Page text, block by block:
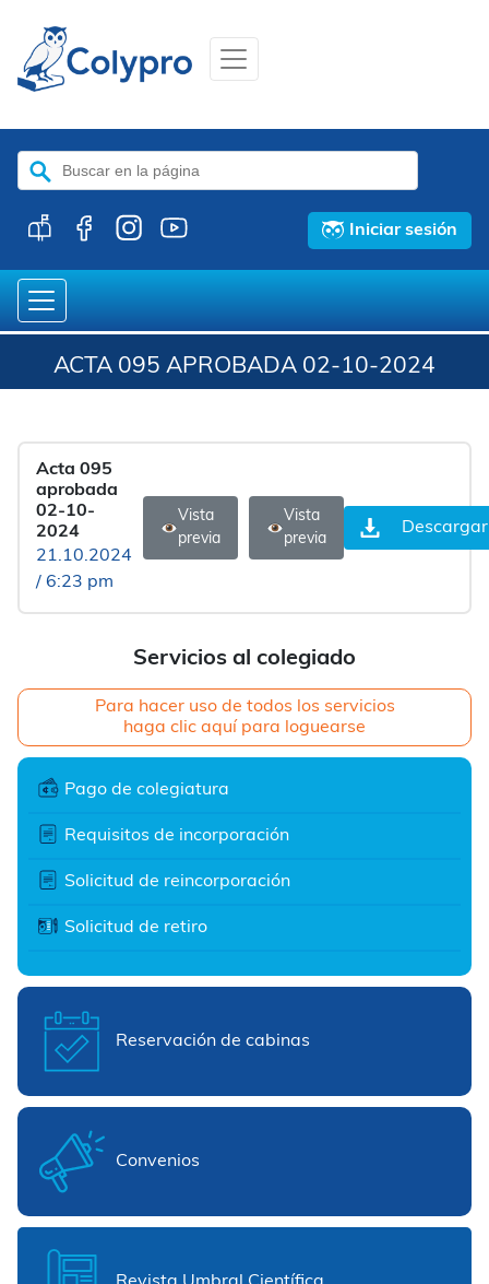
Buscar:
Iniciar sesión
ACTA 095 APROBADA 02-10-2024
Servicios al colegiado
Para hacer uso de todos los servicios
haga clic aquí para loguearse
Pago de colegiatura
Requisitos de incorporación
Solicitud de reincorporación
Solicitud de retiro
Reservación de cabinas
Convenios
Acta 095
aprobada
02-10-
2024
21.10.2024
/ 6:23 pm
Vista
previa
Vista
previa
Descargar